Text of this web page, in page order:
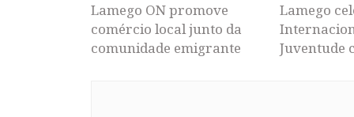
Lamego ON promove
comércio local junto da
comunidade emigrante
Lamego
Juventude